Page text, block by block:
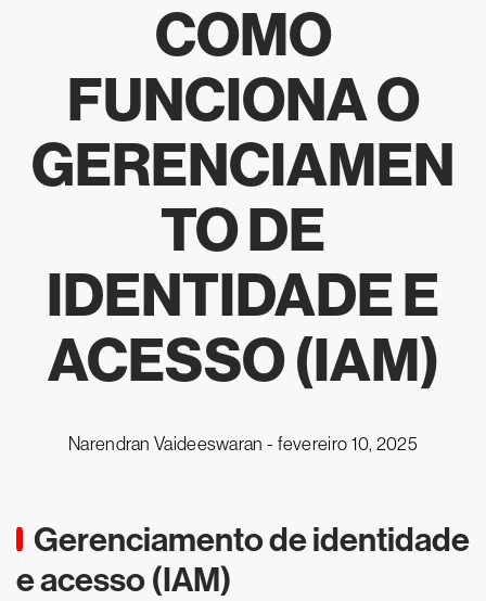
COMO
FUNCIONA O
GERENCIAMEN
TO DE
IDENTIDADE E
ACESSO (IAM)
Narendran Vaideeswaran - fevereiro 10, 2025
Gerenciamento de identidade
e acesso (IAM)